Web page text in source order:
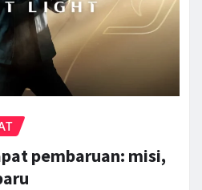
pembaruan: misi,